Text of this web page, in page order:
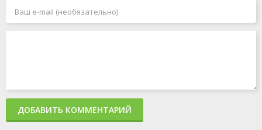
Человек-паук: Паутина вселенных
Аргайл: Супершпион
Стражи Галактики. Часть 3
ДОБАВИТЬ КОММЕНТАРИЙ